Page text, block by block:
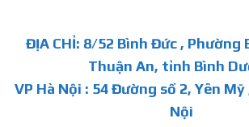
ĐỊA CHỈ: 8/52 Bình Đức , Phường
Thuận An, tỉnh Bình
VP Hà Nội : 54 Đường số 2, Yên
Nội